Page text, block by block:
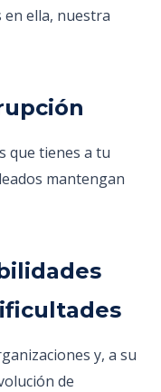
en ella, nuestra
que tienes a tu
mantengan
y, a su
de